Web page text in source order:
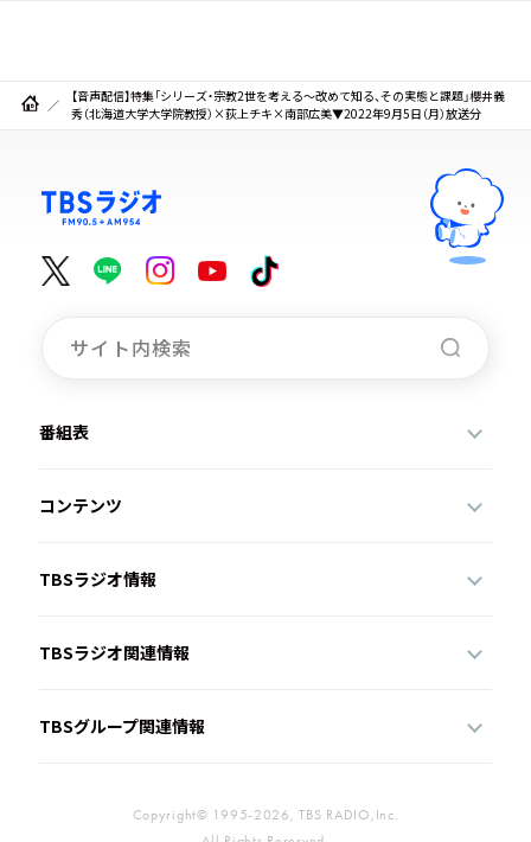
【音声配信】特集「シリーズ・宗教2世を考える～改めて知る、その実態と課題」櫻井義
秀（北海道大学大学院教授）×荻上チキ×南部広美▼2022年9月5日（月）放送分
番組表
コンテンツ
TBSラジオ情報
TBSラジオ関連情報
TBSグループ関連情報
Copyright© 1995-2026, TBS RADIO,Inc.